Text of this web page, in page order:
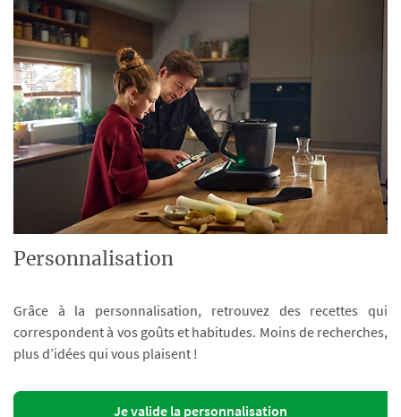
Personnalisation
Grâce à la personnalisation, retrouvez des recettes qui
correspondent à vos goûts et habitudes. Moins de recherches,
plus d’idées qui vous plaisent !
Je valide la personnalisation